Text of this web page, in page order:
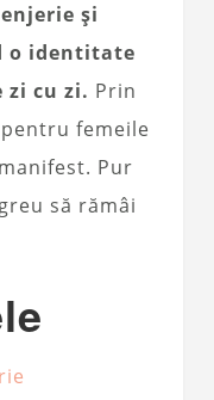
și
o identitate
cu zi. Prin
femeile
Pur
să rămâi